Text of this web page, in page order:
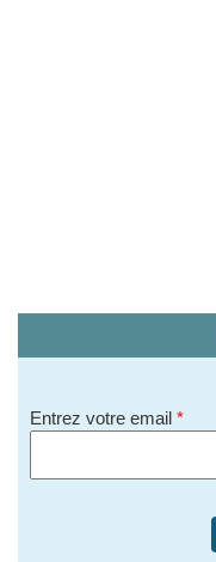
Entrez votre email *